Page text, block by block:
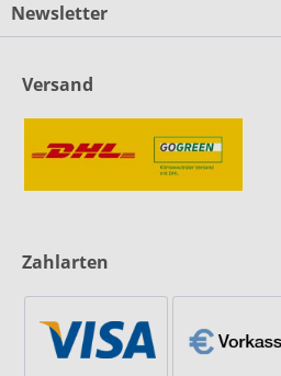
Newsletter
Versand
Zahlarten